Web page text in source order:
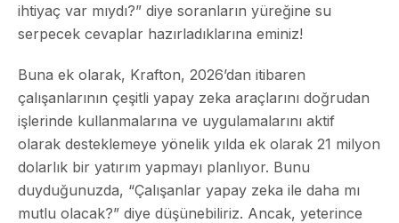
ihtiyaç var mıydı?” diye soranların yüreğine su
serpecek cevaplar hazırladıklarına eminiz!
Buna ek olarak, Krafton, 2026’dan itibaren
çalışanlarının çeşitli yapay zeka araçlarını doğrudan
işlerinde kullanmalarına ve uygulamalarını aktif
olarak desteklemeye yönelik yılda ek olarak 21 milyon
dolarlık bir yatırım yapmayı planlıyor. Bunu
duyduğunuzda, “Çalışanlar yapay zeka ile daha mı
mutlu olacak?” diye düşünebiliriz. Ancak, yeterince